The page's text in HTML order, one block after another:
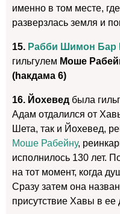
именно в том месте,
разверзлась земля и
15. Рабби Шимон Бар
гильгулем Моше
(hакдама 6)
16. Йохевед была
Адам отдалился от
Шета, так и Йохевед,
Моше Рабейну,
исполнилось 130 лет.
на тот момент, когда
Сразу затем она
присутствие Хавы в ее